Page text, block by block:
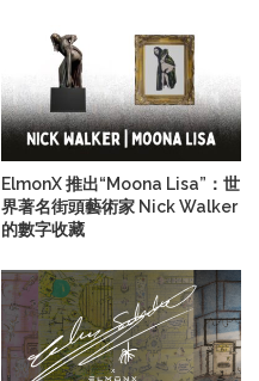
ElmonX 推出“Moona Lisa”：世
界著名街頭藝術家 Nick Walker
的數字收藏